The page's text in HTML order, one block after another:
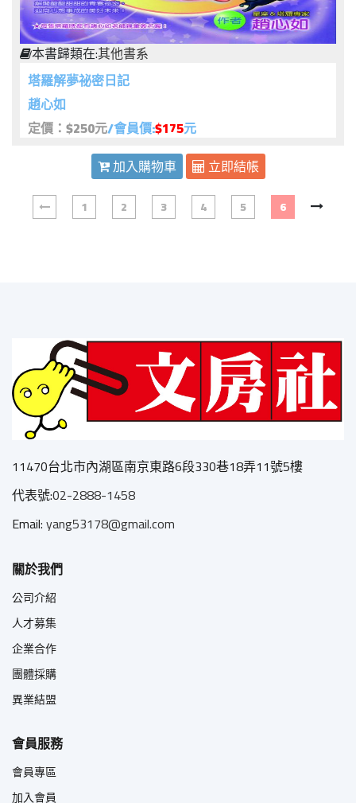
本書歸類在:其他書系
塔羅解夢祕密日記
趙心如
定價：$250元/會員價:$175元
加入購物車
立即結帳
1 2 3 4 5 6
11470台北市內湖區南京東路6段330巷18弄11號5樓
代表號:02-2888-1458
Email:yang53178@gmail.com
關於我們
公司介紹
人才募集
企業合作
團體採購
異業結盟
會員服務
會員專區
加入會員